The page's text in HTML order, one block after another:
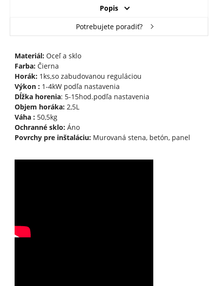
Popis
Potrebujete poradiť?
Materiál: Oceľ a sklo
Farba: Čierna
Horák: 1ks,so zabudovanou reguláciou
Výkon : 1-4kW podľa nastavenia
Dĺžka horenia: 5-15hod.podľa nastavenia
Objem horáka:2,5L
Váha :50,5kg
Ochranné sklo:Áno
Povrchy pre inštaláciu:Murovaná stena, betón, panel